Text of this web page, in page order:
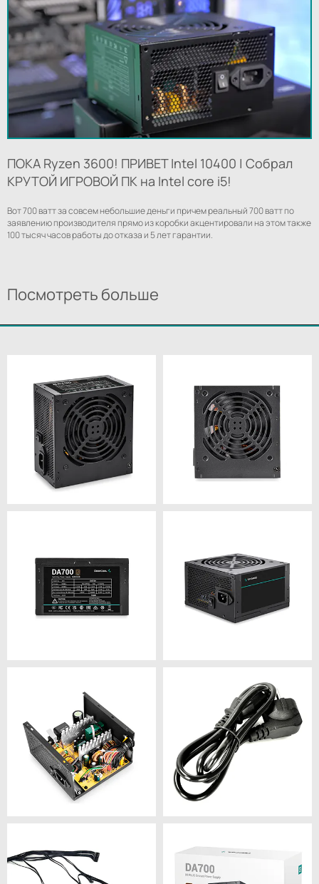
ПОКА Ryzen 3600! ПРИВЕТ Intel 10400 | Собрал
КРУТОЙ ИГРОВОЙ ПК на Intel core i5!
Вот 700 ватт за совсем небольшие деньги причем реальный 700 ватт по
заявлению производителя прямо из коробки акцентировали на этом также
100 тысяч часов работы до отказа и 5 лет гарантии.
Посмотреть больше